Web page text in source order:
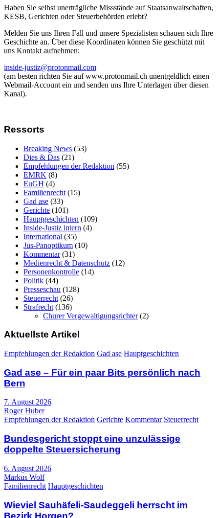
Haben Sie selbst unerträgliche Missstände auf Staatsanwaltschaften,
KESB, Gerichten oder Steuerbehörden erlebt?
Melden Sie uns Ihren Fall und unsere Spezialisten schauen sich Ihre
Geschichte an. Über diese Koordinaten können Sie geschützt mit
uns Kontakt aufnehmen:
inside-justiz@protonmail.com
(am besten richten Sie auf www.protonmail.ch unentgeldlich einen
Webmail-Account ein und senden uns Ihre Unterlagen über diesen
Kanal).
Ressorts
Breaking News (53)
Dies & Das (21)
Empfehlungen der Redaktion (55)
EMRK (8)
EuGH (4)
Familienrecht (15)
Gad ase (33)
Gerichte (101)
Hauptgeschichten (109)
Inside-Justiz intern (4)
International (35)
Jus-Panoptikum (10)
Kommentar(31)
Medienrecht & Datenschutz (12)
Personenkontrolle (14)
Politik (44)
Presseschau (128)
Steuerrecht (26)
Strafrecht (136)
Churer Vergewaltigungsrichter(2)
Aktuellste Artikel
Empfehlungen der Redaktion Gad ase Hauptgeschichten
Gad ase – Für ein paar Bits persönlich nach
Bern
7. August 2026
Roger Huber
Empfehlungen der Redaktion Gerichte Kommentar Steuerrecht
Bundesgericht stoppt eine unzulässige
doppelte Steuersicherung
6. August 2026
Markus Wolf
Familienrecht Hauptgeschichten
Wieviel Sauhäfeli-Saudeggeli herrscht im
Bezirk Horgen?